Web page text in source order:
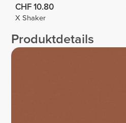
CHF 10.80
X Shaker
Produktdetails